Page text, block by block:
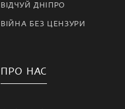
ВІДЧУЙ ДНІПРО
ВІЙНА БЕЗ ЦЕНЗУРИ
ПРО НАС